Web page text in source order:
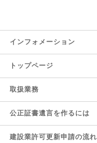
インフォメーション
トップページ
取扱業務
公正証書遺言を作るには
建設業許可更新申請の流れ